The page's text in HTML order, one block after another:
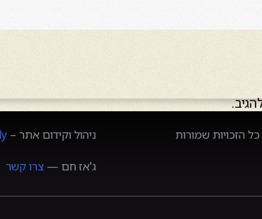
ניהול וקידום אתר –
ג'אז חם — צרו קשר
הזכויות שמורות